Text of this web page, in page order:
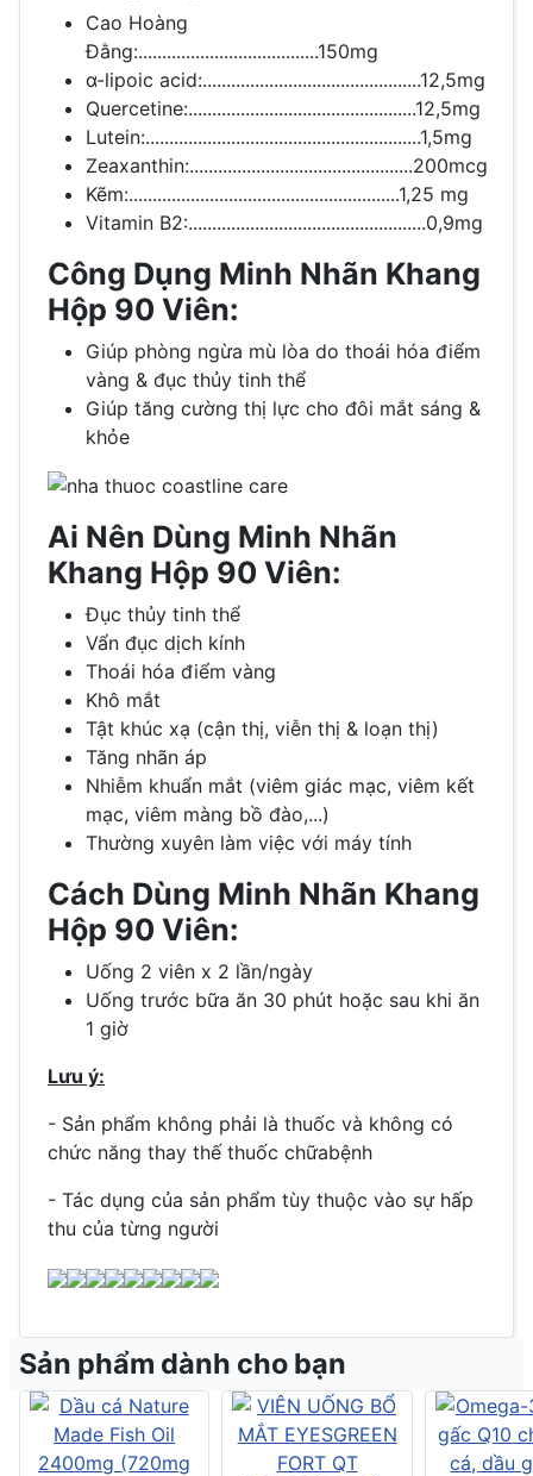
Cao Hoàng
Đằng:......................................150mg
α-lipoic acid:..............................................12,5mg
Quercetine:................................................12,5mg
Lutein:..........................................................1,5mg
Zeaxanthin:...............................................200mcg
Kẽm:.........................................................1,25 mg
Vitamin B2:..................................................0,9mg
Công Dụng Minh Nhãn Khang
Hộp 90 Viên:
Giúp phòng ngừa mù lòa do thoái hóa điểm
vàng & đục thủy tinh thể
Giúp tăng cường thị lực cho đôi mắt sáng &
khỏe
Ai Nên Dùng Minh Nhãn
Khang Hộp 90 Viên:
Đục thủy tinh thể
Vẩn đục dịch kính
Thoái hóa điểm vàng
Khô mắt
Tật khúc xạ (cận thị, viễn thị & loạn thị)
Tăng nhãn áp
Nhiễm khuẩn mắt (viêm giác mạc, viêm kết
mạc, viêm màng bồ đào,...)
Thường xuyên làm việc với máy tính
Cách Dùng Minh Nhãn Khang
Hộp 90 Viên:
Uống 2 viên x 2 lần/ngày
Uống trước bữa ăn 30 phút hoặc sau khi ăn
1 giờ
Lưu ý:
- Sản phẩm không phải là thuốc và không có
chức năng thay thế thuốc chữabệnh
- Tác dụng của sản phẩm tùy thuộc vào sự hấp
thu của từng người
Sản phẩm dành cho bạn